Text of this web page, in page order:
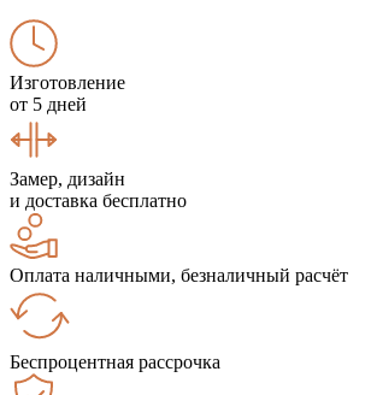
Изготовление
от 5 дней
Замер, дизайн
и доставка бесплатно
Оплата наличными, безналичный расчёт
Беспроцентная рассрочка